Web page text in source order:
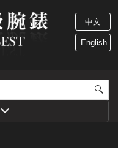
中文
English